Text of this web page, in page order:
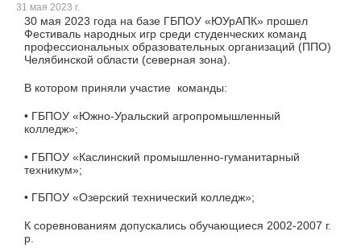
31 мая 2023 г.
30 мая 2023 года на базе ГБПОУ «ЮУрАПК» прошел
Фестиваль народных игр среди студенческих команд
профессиональных образовательных организаций (ППО)
Челябинской области (северная зона).
В котором приняли участие команды:
• ГБПОУ «Южно-Уральский агропромышленный
колледж»;
• ГБПОУ «Каслинский промышленно-гуманитарный
техникум»;
• ГБПОУ «Озерский технический колледж»;
К соревнованиям допускались обучающиеся 2002-2007 г.
р.